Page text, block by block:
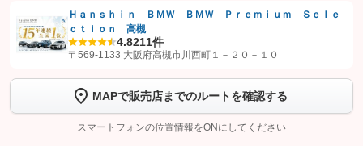
【STEP1】認証画面でグーネットを友だち追加してから「許可する」ボタンを押
します
【STEP2】 トーク画面で
完了してください。
こちら
Ｈａｎｓｈｉｎ ＢＭＷ ＢＭＷ Ｐｒｅｍｉｕｍ Ｓｅｌｅ
ｃｔｉｏｎ 高槻
4.8211件
〒569-1133 大阪府高槻市川西町１－２０－１０
MAPで販売店までのルートを確認する
スマートフォンの位置情報をONにしてください